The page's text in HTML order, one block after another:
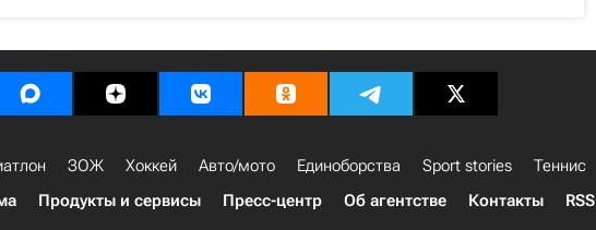
ЗОЖ Хоккей Авто/мото Единоборства Sport stories Теннис
Продукты и сервисы Пресс-центр Об агентстве Контакты RSS